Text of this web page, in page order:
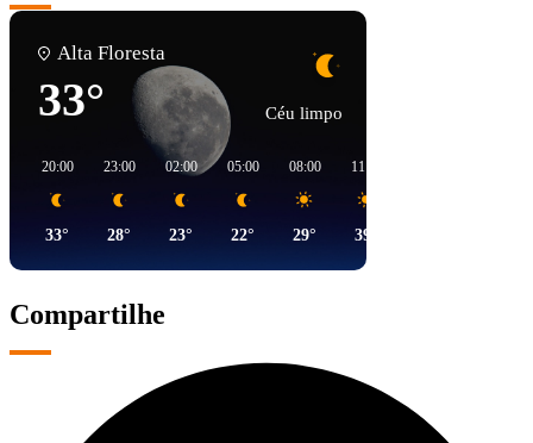
Alta Floresta
33° Céu limpo
20:00
33°
23:00
28°
02:00
23°
05:00
22°
08:00
29°
11:00
39°
Compartilhe